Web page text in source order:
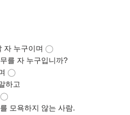
누구이며 ◯
를 자 누구입니까?
◯
하고
◯
모욕하지 않는 사람.